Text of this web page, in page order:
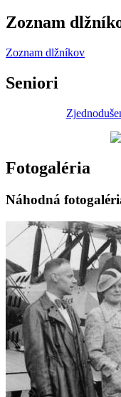
Zoznam
Zoznam dlžníkov
Seniori
Fotogaléria
Náhodná